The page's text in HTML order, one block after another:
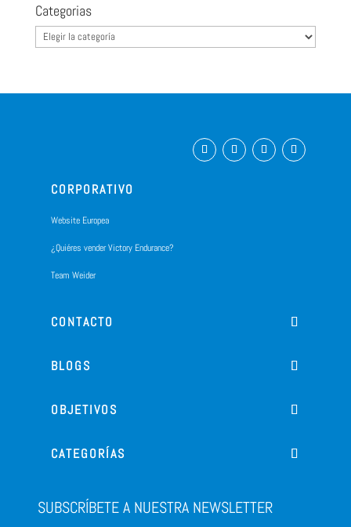
Categorias
Categorias
CORPORATIVO
Website Europea
¿Quiéres vender Victory Endurance?
Team Weider
CONTACTO
BLOGS
OBJETIVOS
CATEGORÍAS
SUBSCRÍBETE A NUESTRA NEWSLETTER